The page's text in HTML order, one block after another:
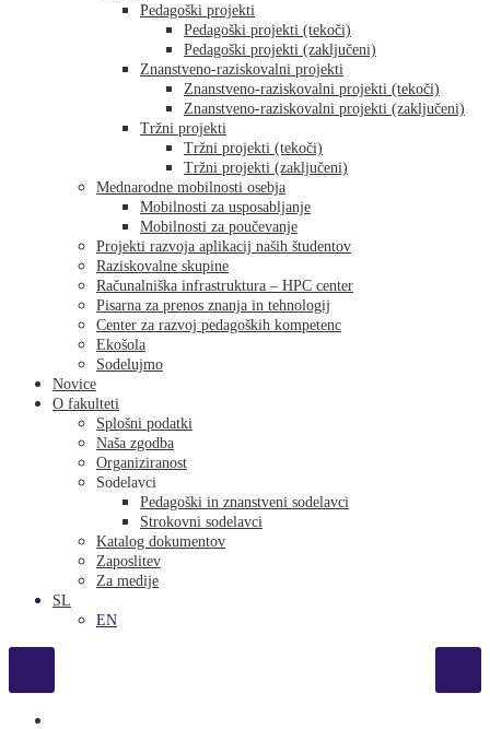
Pedagoški projekti
Pedagoški projekti (tekoči)
Pedagoški projekti (zaključeni)
Znanstveno-raziskovalni projekti
Znanstveno-raziskovalni projekti (tekoči)
Znanstveno-raziskovalni projekti (zaključeni)
Tržni projekti
Tržni projekti (tekoči)
Tržni projekti (zaključeni)
Mednarodne mobilnosti osebja
Mobilnosti za usposabljanje
Mobilnosti za poučevanje
Projekti razvoja aplikacij naših študentov
Raziskovalne skupine
Računalniška infrastruktura – HPC center
Pisarna za prenos znanja in tehnologij
Center za razvoj pedagoških kompetenc
Ekošola
Sodelujmo
Novice
O fakulteti
Splošni podatki
Naša zgodba
Organiziranost
Sodelavci
Pedagoški in znanstveni sodelavci
Strokovni sodelavci
Katalog dokumentov
Zaposlitev
Za medije
SL
EN